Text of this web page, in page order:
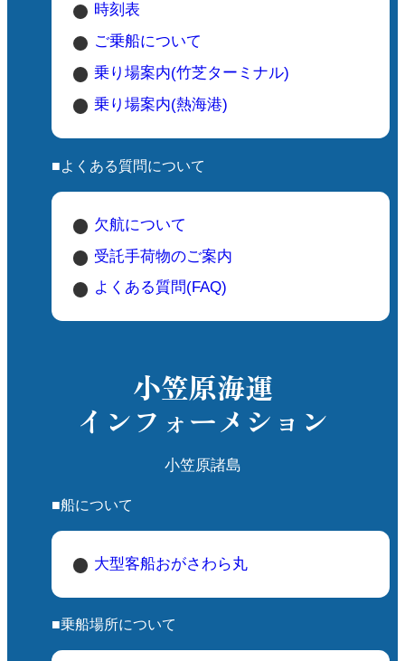
時刻表
ご乗船について
乗り場案内(竹芝ターミナル)
乗り場案内(熱海港)
■よくある質問について
欠航について
受託手荷物のご案内
よくある質問(FAQ)
小笠原海運
インフォーメション
小笠原諸島
■船について
大型客船おがさわら丸
■乗船場所について